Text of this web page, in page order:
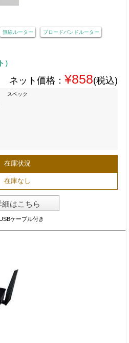
無線ルーター ブロードバンドルーター
ネット価格： ¥858(税込)
スペック
在庫状況
在庫なし
細はこちら
ケーブル付き